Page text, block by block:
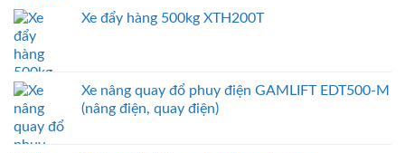
Xe đẩy hàng 500kg XTH200T
Xe nâng quay đổ phuy điện GAMLIFT EDT500-M
(nâng điện, quay điện)